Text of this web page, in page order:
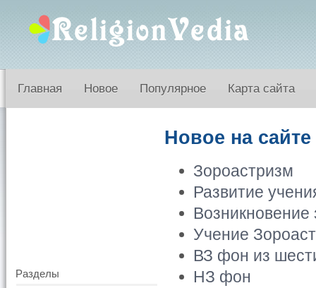
Главная Новое Популярное Карта сайта
Разделы
Новое на сайте
Зороастризм
Развитие
Возникновение
Учение
ВЗ фон из
НЗ фон